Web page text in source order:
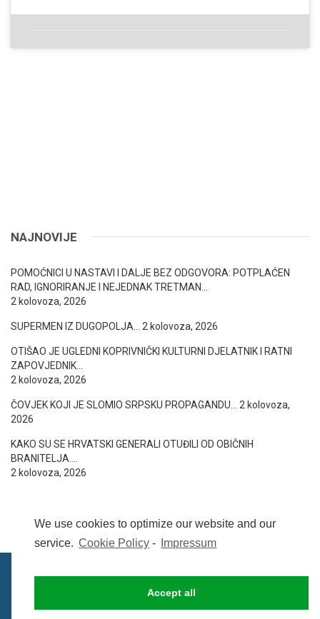
We use cookies to optimize our website and our
service. Cookie Policy - Impressum
Accept all
NAJNOVIJE
POMOĆNICI U NASTAVI I DALJE BEZ ODGOVORA: POTPLAĆEN
RAD, IGNORIRANJE I NEJEDNAK TRETMAN…
2 kolovoza, 2026
SUPERMEN IZ DUGOPOLJA… 2 kolovoza, 2026
OTIŠAO JE UGLEDNI KOPRIVNIČKI KULTURNI DJELATNIK I RATNI
ZAPOVJEDNIK…
2 kolovoza, 2026
ČOVJEK KOJI JE SLOMIO SRPSKU PROPAGANDU…
2 kolovoza,
2026
KAKO SU SE HRVATSKI GENERALI OTUĐILI OD OBIČNIH
BRANITELJA….
2 kolovoza, 2026